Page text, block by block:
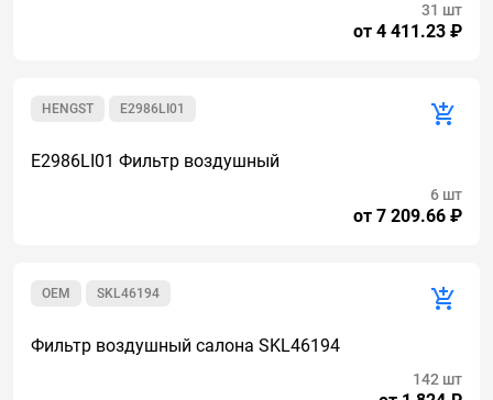
от 4 411.23 ₽
31 шт
E2986LI01
HENGST
E2986LI01 Фильтр воздушный
от 7 209.66 ₽
6 шт
SKL46194
OEM
Фильтр воздушный салона SKL46194
142 шт